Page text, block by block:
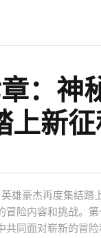
：神
上新
雄豪杰再度集结
险内容和挑战。
同面对崭新的冒